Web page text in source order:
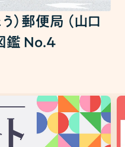
）郵便局 （山口
鑑 No.4